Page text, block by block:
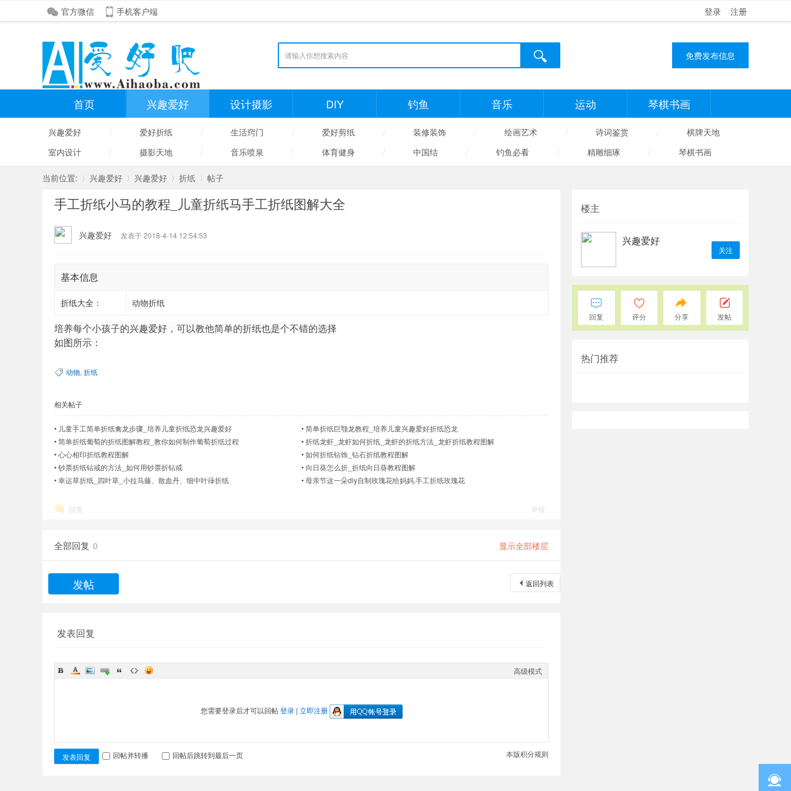
官方微信 手机客户端 登录 注册
免费发布信息
首页 兴趣爱好 设计摄影 DIY 钓鱼 音乐 运动 琴棋书画
兴趣爱好 爱好折纸 生活窍门 爱好剪纸 装修装饰 绘画艺术 诗词鉴赏
棋牌天地
室内设计
摄影天地 音乐喷泉 体育健身 中国结 钓鱼必看 精雕细琢 琴棋书画
当前位置:
»
兴趣爱好 兴趣爱好 折纸 帖子
手工折纸小马的教程_儿童折纸马手工折纸图解大全
兴趣爱好 发表于 2018-4-14 12:54:53
基本信息
折纸大全： 动物折纸
培养每个小孩子的兴趣爱好，可以教他简单的折纸也是个不错的选择
如图所示：
动物, 折纸
相关帖子
• 儿童手工简单折纸禽龙步骤_培养儿童折纸恐龙兴趣爱好 •简单折纸巨颚龙教程_培养儿童兴趣爱好折纸恐龙
•简单折纸葡萄的折纸图解教程_教你如何制作葡萄折纸过程 •折纸龙虾_龙虾如何折纸_龙虾的折纸方法_龙虾折纸教程图解
•心心相印折纸教程图解 •如何折纸钻饰_钻石折纸教程图解
•钞票折纸钻戒的方法_如何用钞票折钻戒 •向日葵怎么折_折纸向日葵教程图解
•幸运草折纸_四叶草_小拉马藤、散血丹、细中叶葎折纸 •母亲节这一朵diy自制玫瑰花给妈妈,手工折纸玫瑰花
回复 举报
全部回复 0 显示全部楼层
返回列表
发帖
发表回复
高级模式
您需要登录后才可以回帖登录| 立即注册
本版积分规则
发表回复 回帖并转播 回帖后跳转到最后一页
楼主
兴趣爱好
关注
回复 评分 分享 发帖
热门推荐